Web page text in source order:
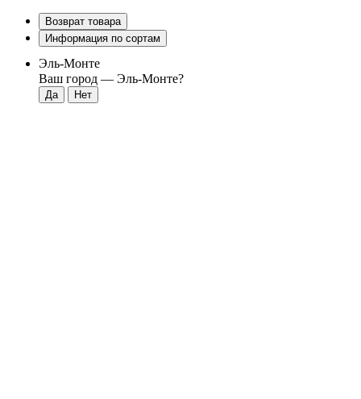
Возврат товара
Информация по сортам
Эль-Монте
Ваш город — Эль-Монте?